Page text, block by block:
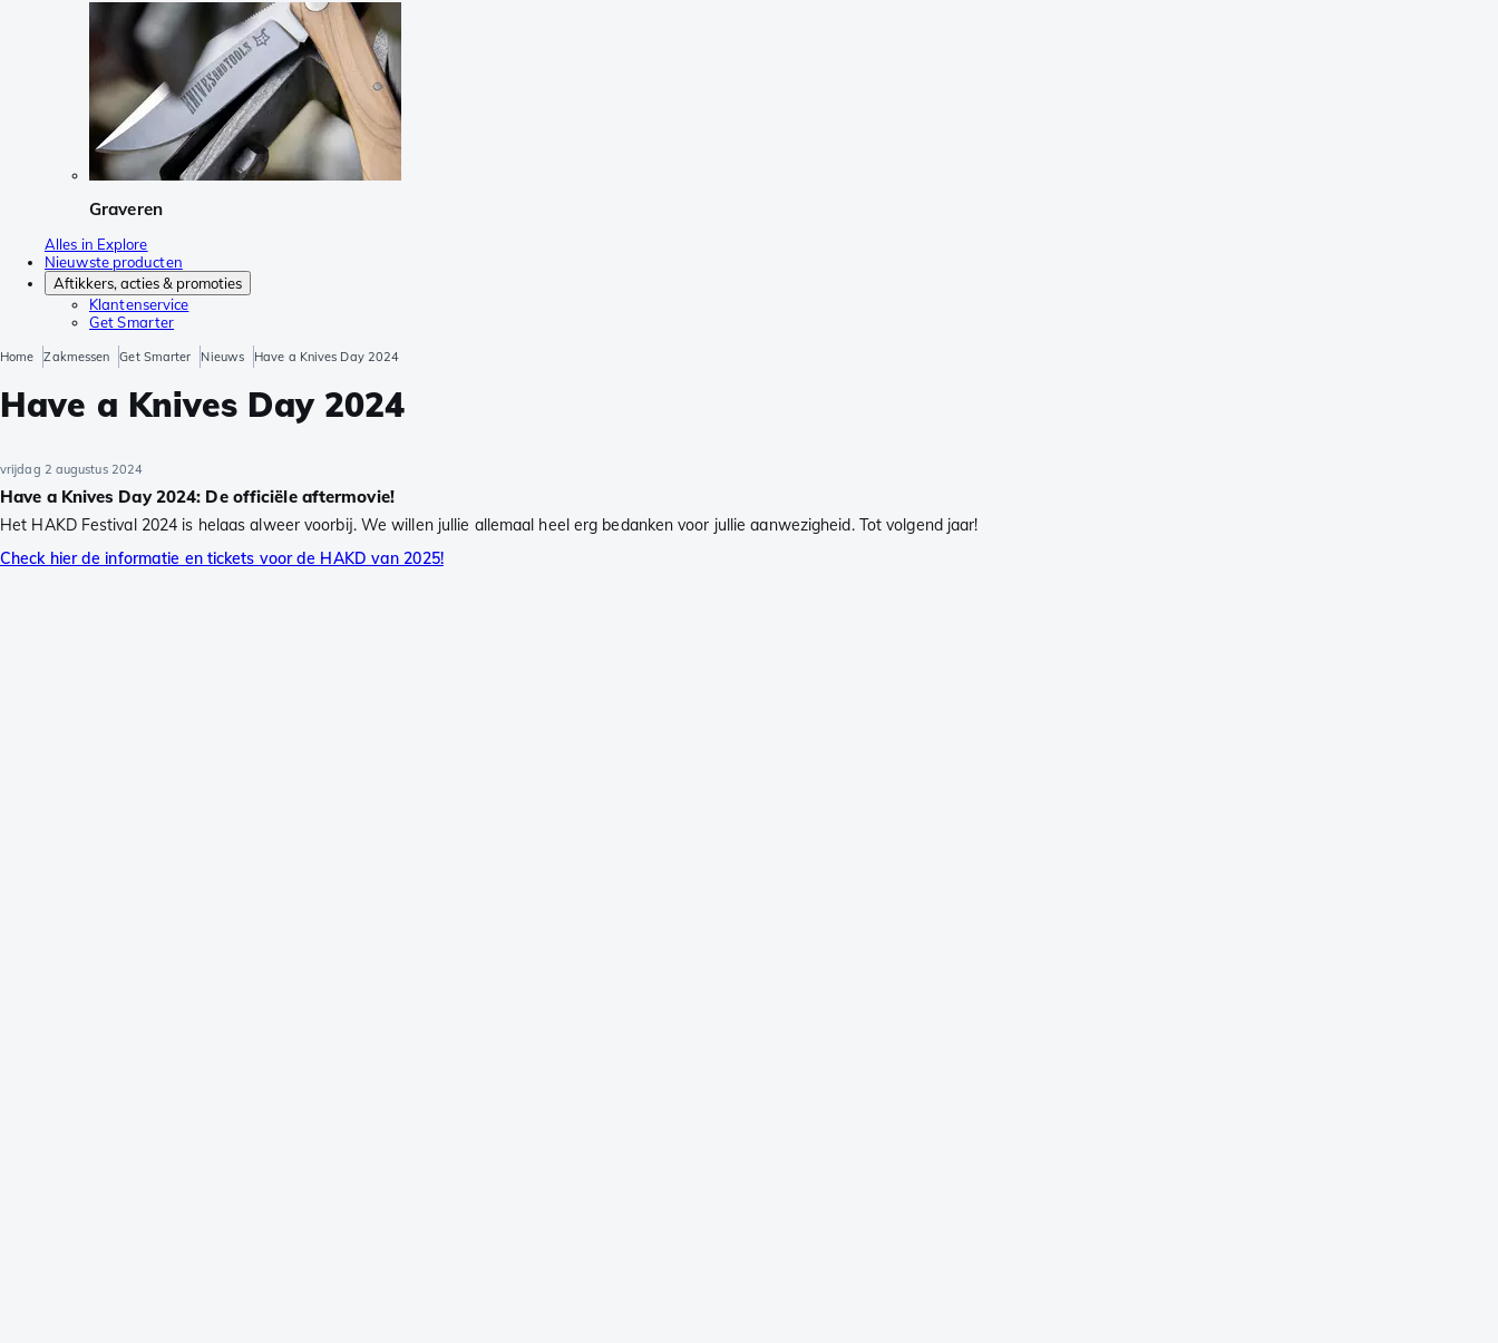
Graveren
Alles in Explore
Nieuwste producten
Aftikkers, acties & promoties
Klantenservice
Get Smarter
Home Zakmessen Get Smarter Nieuws Have a Knives Day 2024
Have a Knives Day 2024
vrijdag 2 augustus 2024
Have a Knives Day 2024: De officiële aftermovie!
Het HAKD Festival 2024 is helaas alweer voorbij. We willen jullie allemaal heel erg bedanken voor jullie aanwezigheid. Tot volgend jaar!
Check hier de informatie en tickets voor de HAKD van 2025!